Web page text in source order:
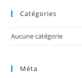
Catégories
Aucune catégorie
Méta